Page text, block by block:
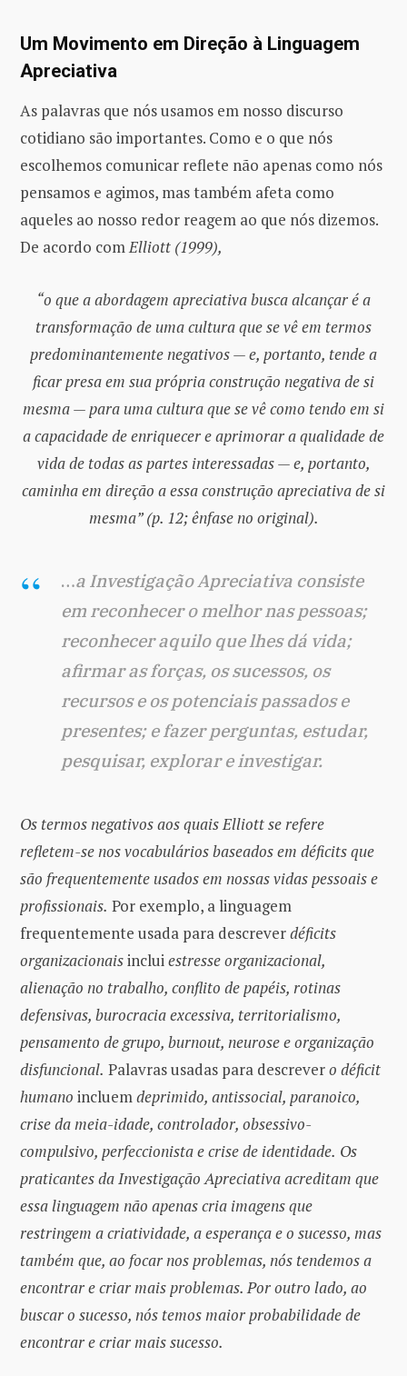
Um Movimento em Direção à Linguagem
Apreciativa
As palavras que nós usamos em nosso discurso
cotidiano são importantes. Como e o que nós
escolhemos comunicar reflete não apenas como nós
pensamos e agimos, mas também afeta como
aqueles ao nosso redor reagem ao que nós dizemos.
De acordo comElliott (1999),
“o que a abordagem apreciativa busca alcançar é a
transformação de uma cultura que se vê em termos
predominantemente negativos — e, portanto, tende a
ficar presa em sua própria construção negativa de si
mesma — para uma cultura que se vê como tendo em si
a capacidade de enriquecer e aprimorar a qualidade de
vida de todas as partes interessadas — e, portanto,
caminha em direção a essa construção apreciativa de si
mesma” (p. 12; ênfase no original).
…a Investigação Apreciativa consiste
em reconhecer o melhor nas pessoas;
reconhecer aquilo que lhes dá vida;
afirmar as forças, os sucessos, os
recursos e os potenciais passados ​​e
presentes; e fazer perguntas, estudar,
pesquisar, explorar e investigar.
Os termos negativos aos quais Elliott se refere
refletem-se nos vocabulários baseados em déficits que
são frequentemente usados ​​em nossas vidas pessoais e
profissionais. Por exemplo, a linguagem
frequentemente usada para descreverdéficits
organizacionaisincluiestresse organizacional,
alienação no trabalho, conflito de papéis, rotinas
defensivas, burocracia excessiva, territorialismo,
pensamento de grupo, burnout, neurose e organização
disfuncional. Palavras usadas para descrevero déficit
humano incluemdeprimido, antissocial, paranoico,
crise da meia-idade, controlador, obsessivo-
compulsivo, perfeccionista e crise de identidade. Os
praticantes da Investigação Apreciativa acreditam que
essa linguagem não apenas cria imagens que
restringem a criatividade, a esperança e o sucesso, mas
também que, ao focar nos problemas, nós tendemos a
encontrar e criar mais problemas. Por outro lado, ao
buscar o sucesso, nós temos maior probabilidade de
encontrar e criar mais sucesso.